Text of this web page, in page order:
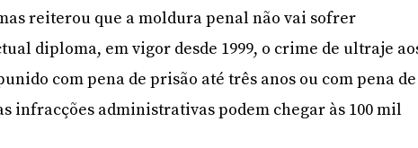
reiterou que a moldura penal não vai sofrer
diploma, em vigor desde 1999, o crime de ultraje
com pena de prisão até três anos ou com pena de
infracções administrativas podem chegar às 100 mil